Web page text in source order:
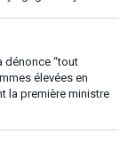
dénonce “tout
élevées en
la première ministre